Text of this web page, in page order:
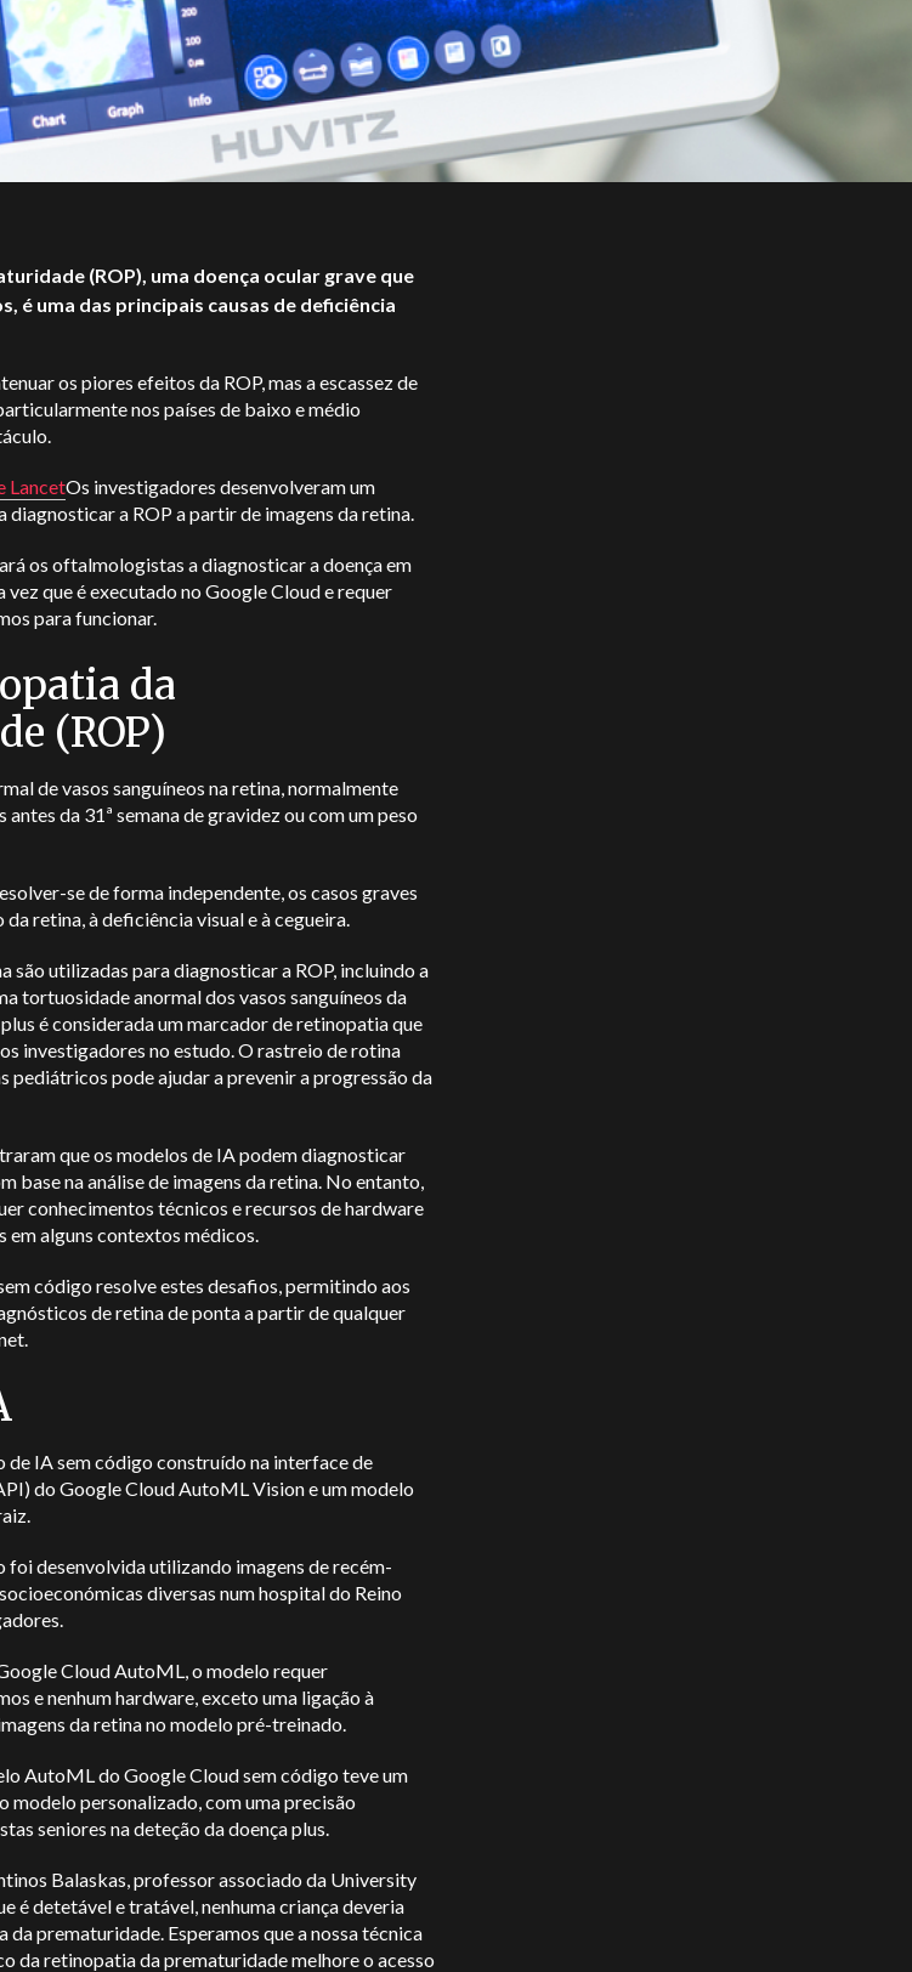
(ROP), uma doença ocular grave que
é uma das principais causas de deficiência
os piores efeitos da ROP, mas a escassez de
nos países de baixo e médio
LancetOs investigadores desenvolveram um
diagnosticar a ROP a partir de imagens da retina.
os oftalmologistas a diagnosticar a doença em
vez que é executado no Google Cloud e requer
para funcionar.
da
(ROP)
de vasos sanguíneos na retina, normalmente
da 31ª semana de gravidez ou com um peso
se de forma independente, os casos graves
retina, à deficiência visual e à cegueira.
são utilizadas para diagnosticar a ROP, incluindo a
tortuosidade anormal dos vasos sanguíneos da
é considerada um marcador de retinopatia que
investigadores no estudo.O rastreio de rotina
pode ajudar a prevenir a progressão da
que os modelos de IA podem diagnosticar
base na análise de imagens da retina. No entanto,
conhecimentos técnicos e recursos de hardware
em alguns contextos médicos.
código resolve estes desafios, permitindo aos
de retina de ponta a partir de qualquer
de IA sem código construído na interface de
do Google Cloud AutoML Vision e um modelo
foi desenvolvida utilizando imagens de recém-
diversas num hospital do Reino
Cloud AutoML, o modelo requer
e nenhum hardware, exceto uma ligação à
da retina no modelo pré-treinado.
AutoML do Google Cloud sem código teve um
modelo personalizado, com uma precisão
seniores na deteção da doença plus.
Balaskas, professor associado da University
é detetável e tratável, nenhuma criança deveria
prematuridade. Esperamos que a nossa técnica
da retinopatia da prematuridade melhore o acesso